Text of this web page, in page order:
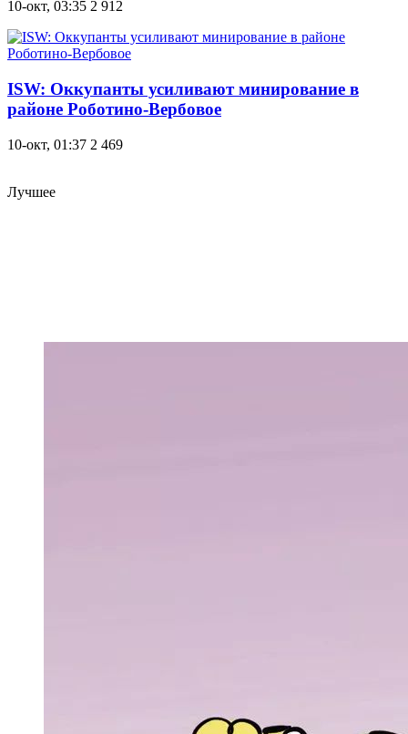
10-окт, 03:35 2 912
ISW: Оккупанты усиливают минирование в
районе Роботино-Вербовое
10-окт, 01:37 2 469
Лучшее